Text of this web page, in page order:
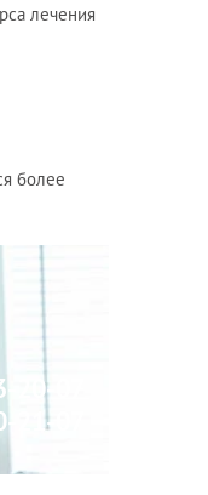
лечения
более
07
21-07